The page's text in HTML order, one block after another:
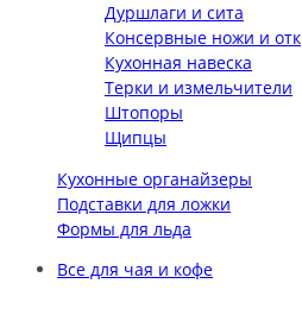
Дуршлаги и сита
Консервные ножи и
Кухонная навеска
Терки и измельчители
Штопоры
Щипцы
Кухонные органайзеры
Подставки для ложки
Формы для льда
Все для чая и кофе